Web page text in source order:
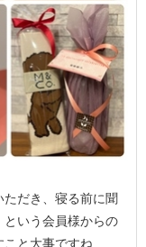
だき、寝る前に聞
いう会員様からの
こと大事ですね